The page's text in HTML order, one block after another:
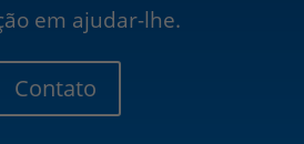
em ajudar-lhe.
Contato